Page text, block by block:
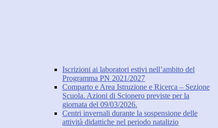
Iscrizioni ai laboratori estivi nell’ambito del
Programma PN 2021/2027
Comparto e Area Istruzione e Ricerca – Sezione
Scuola. Azioni di Sciopero previste per la
giornata del 09/03/2026.
Centri invernali durante la sospensione delle
attività didattiche nel periodo natalizio